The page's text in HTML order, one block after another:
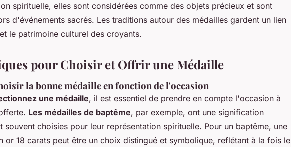
spirituelle, elles sont considérées comme des objets précieux et sont
d'événements sacrés. Les traditions autour des médailles gardent un lien
le patrimoine culturel des croyants.
pour Choisir et Offrir une Médaille
la bonne médaille en fonction de l'occasion
une médaille, il est essentiel de prendre en compte l'occasion à
Les médailles de baptême, par exemple, ont une signification
souvent choisies pour leur représentation spirituelle. Pour un baptême, une
or 18 carats peut être un choix distingué et symbolique, reflétant à la fois le